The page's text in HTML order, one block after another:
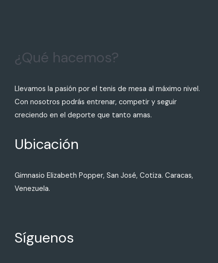
¿Qué hacemos?
Llevamos la pasión por el tenis de mesa al máximo nivel.
Con nosotros podrás entrenar, competir y seguir
creciendo en el deporte que tanto amas.
Ubicación
Gimnasio Elizabeth Popper, San José, Cotiza. Caracas,
Venezuela.
Síguenos